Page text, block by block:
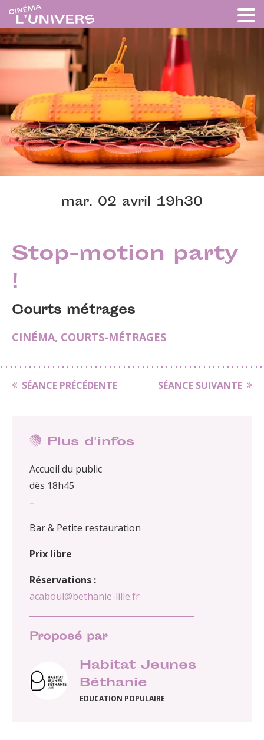
mar. 02 avril 19h30
Stop-motion party
!
Courts métrages
CINÉMA, COURTS-MÉTRAGES
SÉANCE PRÉCÉDENTE SÉANCE SUIVANTE
Plus d'infos
Accueil du public
dès 18h45
–
Bar & Petite restauration
Prix libre
Réservations :
acaboul@bethanie-lille.fr
Proposé par
Habitat Jeunes
Béthanie
EDUCATION POPULAIRE